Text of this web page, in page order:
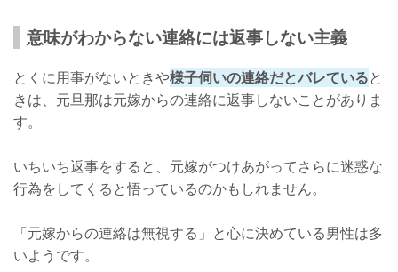
意味がわからない連絡には返事しない主義
とくに用事がないときや様子伺いの連絡だとバレていると
きは、元旦那は元嫁からの連絡に返事しないことがありま
す。
いちいち返事をすると、元嫁がつけあがってさらに迷惑な
行為をしてくると悟っているのかもしれません。
「元嫁からの連絡は無視する」と心に決めている男性は多
いようです。